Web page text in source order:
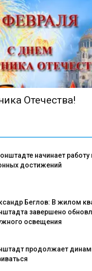
собор
Отечества!
начинает работу
достижений
Беглов: В жилом
завершено
освещения
продолжает